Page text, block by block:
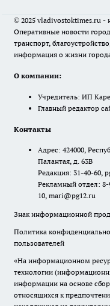
© 2025 vladivostoktimes.ru -
Оперативные новости
транспорт,
информация о жизни
О компании:
Учредитель: ИП
Главный редактор
Контакты
Адрес: 424000,
Палантая, д. 63В
Редакция: 31-40-60,
Рекламный отдел: 8-
10, mari@pg12.ru
Знак информационной
Политика
пользователей
«На информационном
технологии
информации на основе
относящихся к